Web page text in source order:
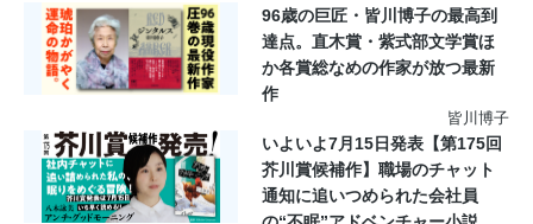
96歳の巨匠・皆川博子の最高到
達点。直木賞・紫式部文学賞ほ
か各賞総なめの作家が放つ最新
作
皆川博子
いよいよ7月15日発表【第175回
芥川賞候補作】職場のチャット
通知に追いつめられた会社員